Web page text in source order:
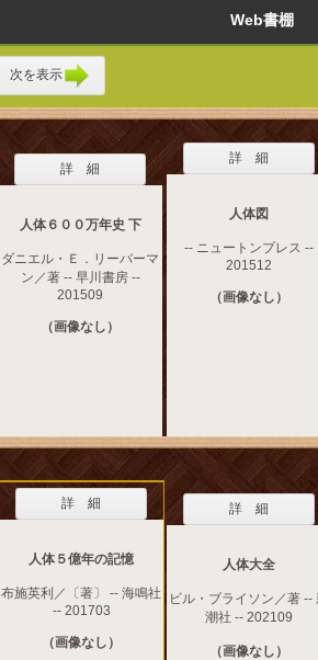
Web書棚
次を表示
詳 細
人体６００万年史 下
ダニエル・Ｅ．リーバーマ
ン／著 -- 早川書房 --
201509
（画像なし）
詳 細
人体図
-- ニュートンプレス --
201512
（画像なし）
詳 細
人体５億年の記憶
布施英利／〔著〕 -- 海鳴社
-- 201703
（画像なし）
詳 細
人体大全
ビル・ブライソン／著 --
潮社 -- 202109
（画像なし）